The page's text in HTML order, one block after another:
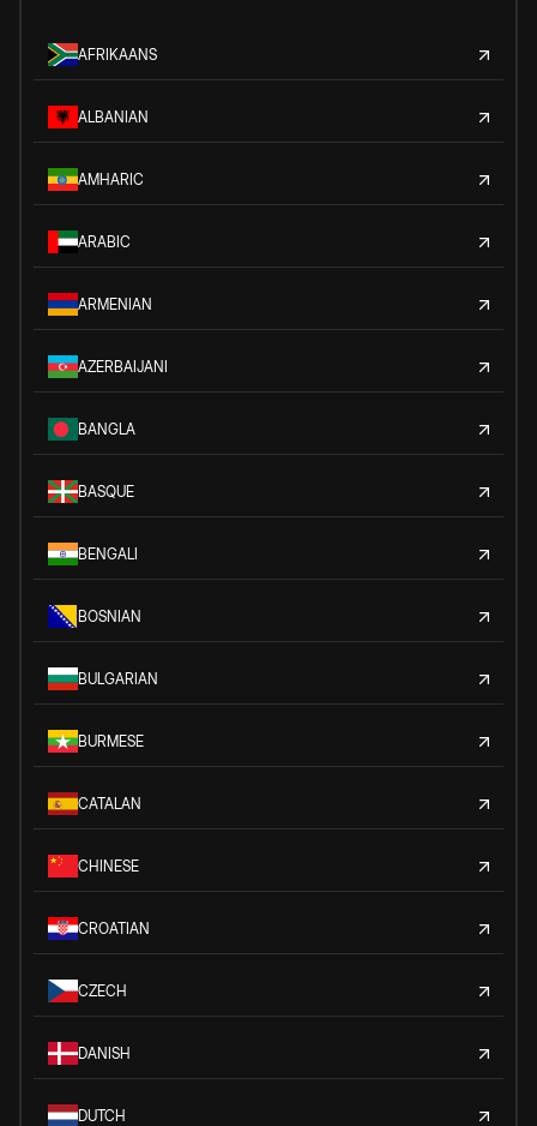
AFRIKAANS
ALBANIAN
AMHARIC
ARABIC
ARMENIAN
AZERBAIJANI
BANGLA
BASQUE
BENGALI
BOSNIAN
BULGARIAN
BURMESE
CATALAN
CHINESE
CROATIAN
CZECH
DANISH
DUTCH